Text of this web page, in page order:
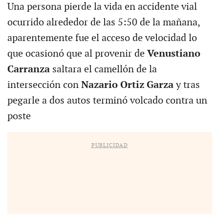
Una persona pierde la vida en accidente vial
ocurrido alrededor de las 5:50 de la mañana,
aparentemente fue el acceso de velocidad lo
que ocasionó que al provenir de Venustiano
Carranzasaltara el camellón de la
intersección con Nazario Ortiz Garzay tras
pegarle a dos autos terminó volcado contra un
poste
PUBLICIDAD